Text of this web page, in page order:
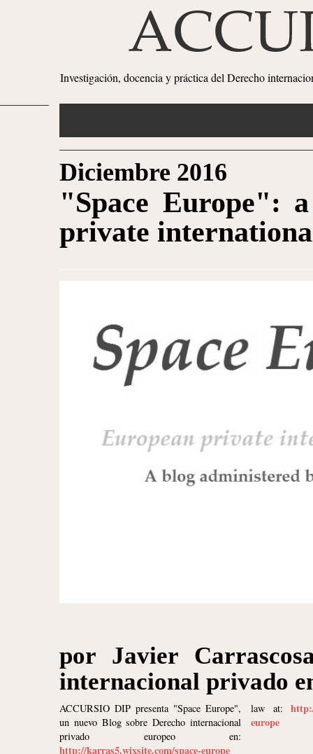
Investigación, docencia y práctica del Derecho
Diciembre 2016
"Space Europe":
private
por Javier
internacional privado
ACCURSIO DIP presenta "Space Europe",
un nuevo Blog sobre Derecho internacional
privado europeo en:
http://karras5.wixsite.com/space-europe
law at:
europe